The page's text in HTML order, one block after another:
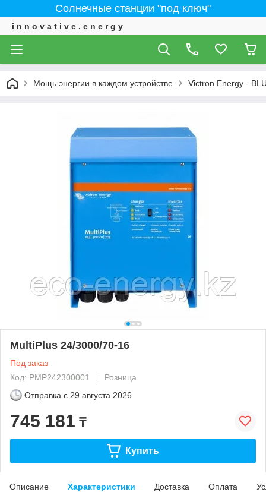
Солнечные станции "под ключ"
i n n o v a t i v e . e n e r g y
Мощь энергии в каждом устройстве Victron Energy -
MultiPlus 24/3000/70-16
Под заказ
Код: PMP242300001
Розница
Отправка с 29 августа 2026
745 181 ₸
Купить
Описание Характеристики Доставка Оплата